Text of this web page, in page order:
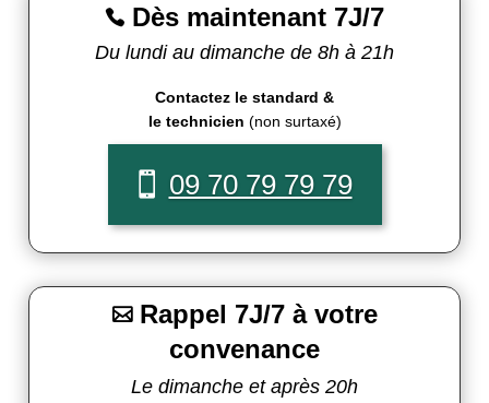
 Dès maintenant 7J/7
Du lundi au dimanche de 8h à 21h
Contactez le standard &
le technicien (non surtaxé)
09 70 79 79 79
Rappel 7J/7 à votre
convenance
Le dimanche et après 20h